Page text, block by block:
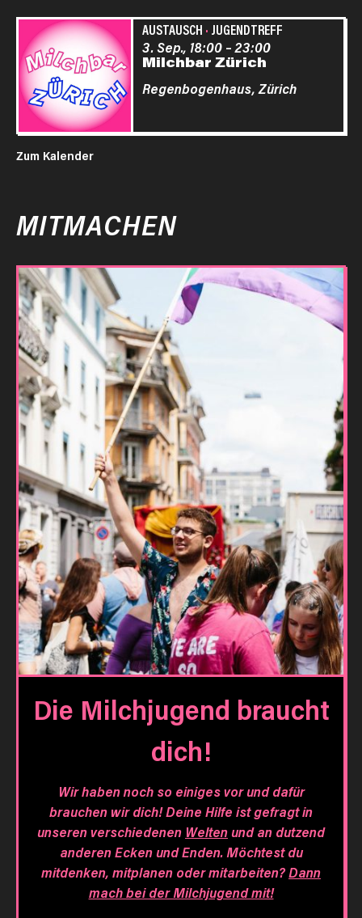
AUSTAUSCH · JUGENDTREFF
Milchbar Zürich
3. Sep., 18:00–23:00
Regenbogenhaus, Zürich
Zum Kalender
MITMACHEN
Die Milchjugend braucht
dich!
Wir haben noch so einiges vor und dafür
brauchen wir dich! Deine Hilfe ist gefragt in
unseren verschiedenen Weltenund an dutzend
anderen Ecken und Enden. Möchtest du
mitdenken, mitplanen oder mitarbeiten?Dann
mach bei der Milchjugend mit!